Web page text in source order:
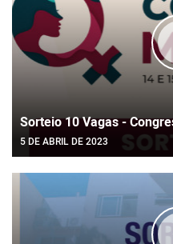
Sorteio 10 Vagas -
5 DE ABRIL DE 2023